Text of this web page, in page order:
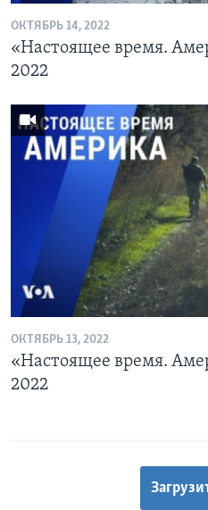
ОКТЯБРЬ 14, 2022
«Настоящее время.
2022
ОКТЯБРЬ 13, 2022
«Настоящее время.
2022